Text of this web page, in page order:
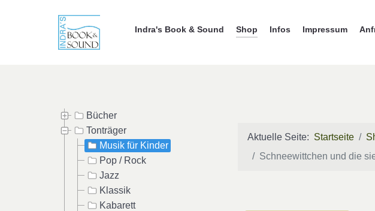
Indra's Book & Sound Shop Infos Impressum
Bücher
Tonträger
Musik für Kinder
Pop / Rock
Jazz
Klassik
Kabarett
Aktuelle Seite: Startseite
Schneewittchen und die